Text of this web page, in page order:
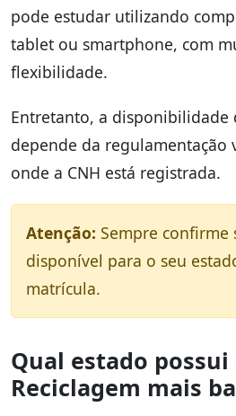
pode estudar utilizando
tablet ou smartphone, com
flexibilidade.
Entretanto, a disponibilidade
depende da regulamentação
onde a CNH está registrada.
Atenção: Sempre confirme
disponível para o seu
matrícula.
Qual estado possui
Reciclagem mais